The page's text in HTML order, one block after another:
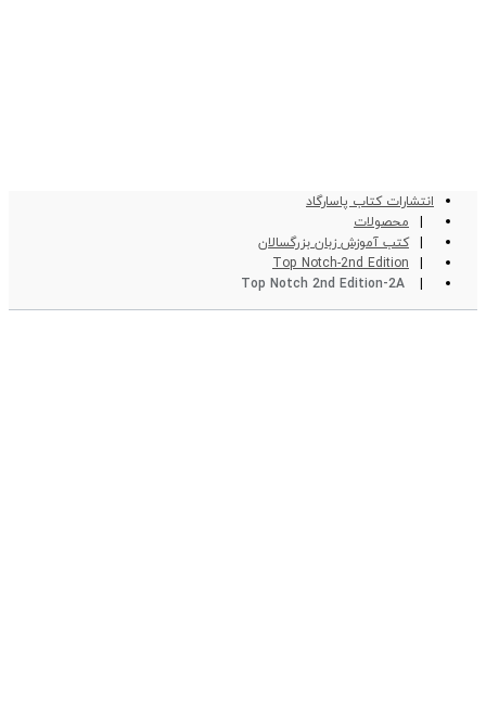
انتشارات کتاب پاسارگاد
محصولات
کتب آموزش زبان بزرگسالان
Top Notch-2nd Edition